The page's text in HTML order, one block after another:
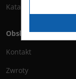
Katalog
Obsługa klienta
Kontakt
Zwroty